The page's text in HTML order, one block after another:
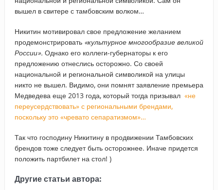
вышел в свитере с тамбовским волком…
Никитин мотивировал свое предложение желанием
продемонстрировать«культурное многообразие великой
России». Однако его коллеги-губернаторы к его
предложению отнеслись осторожно. Со своей
национальной и региональной символикой на улицы
никто не вышел. Видимо, они помнят заявление премьера
Медведева еще 2013 года, который тогда призывал «не
переусердствовать» с региональными брендами,
поскольку это «чревато сепаратизмом»…
Так что господину Никитину в продвижении Тамбовских
брендов тоже следует быть осторожнее. Иначе придется
положить партбилет на стол! )
Другие статьи автора: